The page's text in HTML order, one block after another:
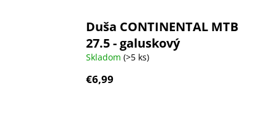
Duša CONTINENTAL MTB
27.5 - galuskový
Skladom (>5 ks)
€6,99